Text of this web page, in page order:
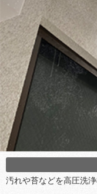
汚れや苔などを高圧洗